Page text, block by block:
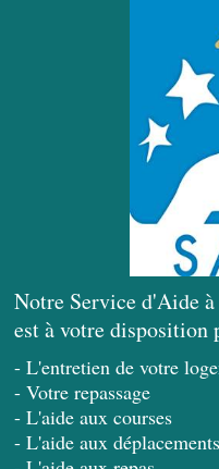
Notre Service d'Aide
est à votre disposition
- L'entretien de votre
- Votre repassage
- L'aide aux courses
- L'aide aux déplacements